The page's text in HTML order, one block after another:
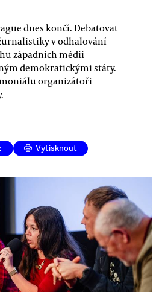
dnes končí. Debatovat
v odhalování
západních médií
demokratickými státy.
organizátoři
Vytisknout